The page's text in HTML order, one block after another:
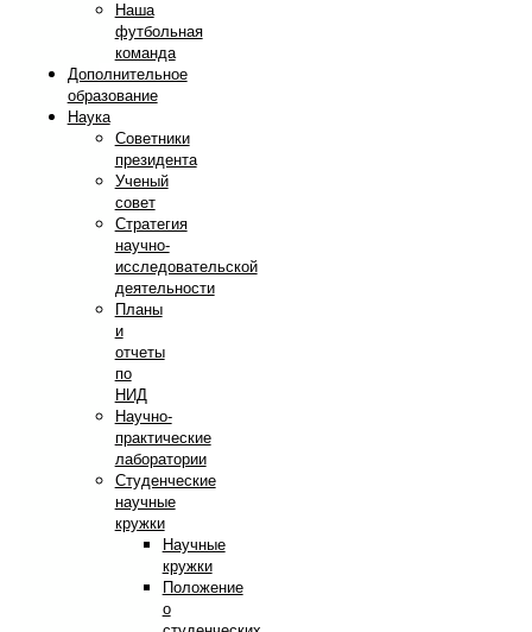
Наша
футбольная
команда
Дополнительное
образование
Наука
Советники
президента
Ученый
совет
Стратегия
научно-
исследовательской
деятельности
Планы
и
отчеты
по
НИД
Научно-
практические
лаборатории
Студенческие
научные
кружки
Научные
кружки
Положение
о